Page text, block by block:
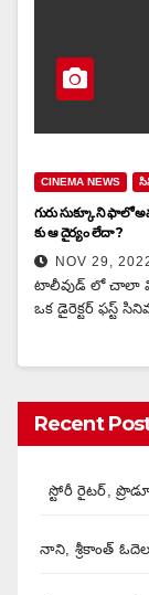
CINEMA NEWS
గురు సుక్కూ ని ఫాలో
కు ఆ దైర్యం లేదా ?
NOV 29,
టాలీవుడ్ లో చాలా
ఒక డైరెక్టర్
Recent
స్టోరీ రైటర్,
నాని, శ్రీకాంత్